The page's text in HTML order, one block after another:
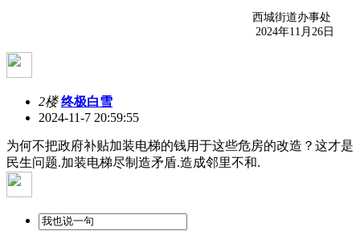
西城街道办事处
2024年11月26日
2楼 终极白雪
2024-11-7 20:59:55
为何不把政府补贴加装电梯的钱用于这些危房的改造？这才是
民生问题.加装电梯尽制造矛盾.造成邻里不和.